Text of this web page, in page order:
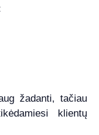
žadanti, tačiau
klientų